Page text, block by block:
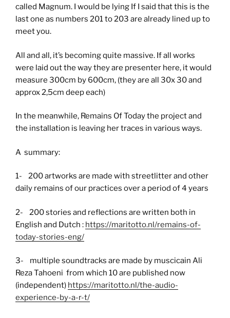
called Magnum. I would be lying If I said that this is the
last one as numbers 201 to 203 are already lined up to
meet you.
All and all, it’s becoming quite massive. If all works
were laid out the way they are presenter here, it would
measure 300cm by 600cm, (they are all 30x 30 and
approx 2,5cm deep each)
In the meanwhile, Remains Of Today the project and
the installation is leaving her traces in various ways.
A summary:
1- 200 artworks are made with streetlitter and other
daily remains of our practices over a period of 4 years
2- 200 stories and reflections are written both in
English and Dutch : https://maritotto.nl/remains-of-
today-stories-eng/
3- multiple soundtracks are made by muscicain Ali
Reza Tahoeni from which 10 are published now
(independent) https://maritotto.nl/the-audio-
experience-by-a-r-t/